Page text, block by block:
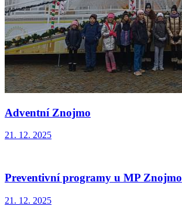
Adventní Znojmo
21. 12. 2025
Preventivní programy u MP Znojmo
21. 12. 2025